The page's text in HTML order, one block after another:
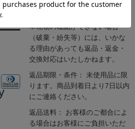
インソール・ソックス）は返品
※現物の確認ができない場合
（破棄・紛失等）には、いかな
る理由があっても返品・返金・
交換対応はいたしかねます。
返品期限・条件： 未使用品に限
ります。商品到着日より7日以内
にご連絡ください。
返品送料： お客様のご都合によ
る場合はお客様にご負担いただ